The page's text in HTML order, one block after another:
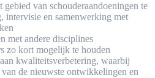
gebied van schouderaandoeningen te
intervisie en samenwerking met
met andere disciplines
zo kort mogelijk te houden
kwaliteitsverbetering, waarbij
de nieuwste ontwikkelingen en